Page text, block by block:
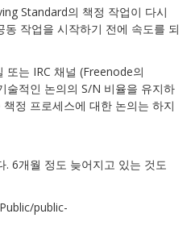
Standard의 책정 작업이 다시
작업을 시작하기 전에 속도를 되
또는 IRC 채널 (Freenode의
적인 논의의 S/N 비율을 유지하
정 프로세스에 대한 논의는 하지
6개월 정도 늦어지고 있는 것도
public-